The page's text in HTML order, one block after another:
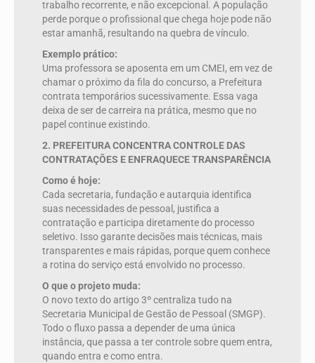
trabalho recorrente, e não excepcional. A população
perde porque o profissional que chega hoje pode não
estar amanhã, resultando na quebra de vínculo.
Exemplo prático:
Uma professora se aposenta em um CMEI, em vez de
chamar o próximo da fila do concurso, a Prefeitura
contrata temporários sucessivamente. Essa vaga
deixa de ser de carreira na prática, mesmo que no
papel continue existindo.
2. PREFEITURA CONCENTRA CONTROLE DAS
CONTRATAÇÕES E ENFRAQUECE TRANSPARÊNCIA
Como é hoje:
Cada secretaria, fundação e autarquia identifica
suas necessidades de pessoal, justifica a
contratação e participa diretamente do processo
seletivo. Isso garante decisões mais técnicas, mais
transparentes e mais rápidas, porque quem conhece
a rotina do serviço está envolvido no processo.
O que o projeto muda:
O novo texto do artigo 3º centraliza tudo na
Secretaria Municipal de Gestão de Pessoal (SMGP).
Todo o fluxo passa a depender de uma única
instância, que passa a ter controle sobre quem entra,
quando entra e como entra.